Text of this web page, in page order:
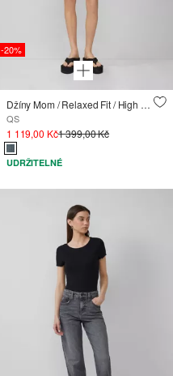
-20%
Džíny Mom / Relaxed Fit / High Rise
QS
1 119,00 Kč1 399,00 Kč
UDRŽITELNÉ